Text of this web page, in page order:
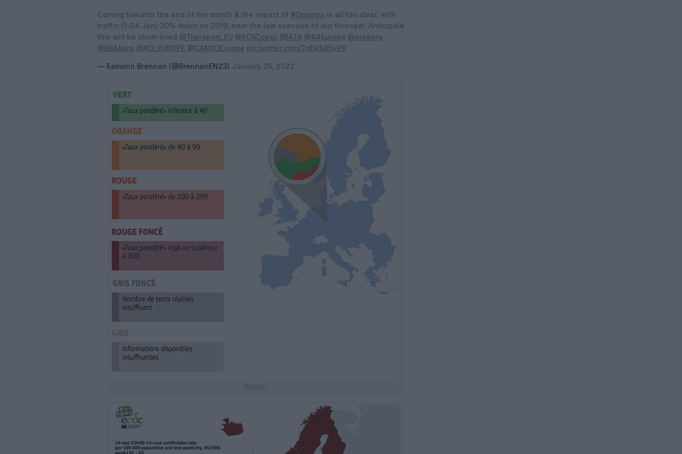
Coming towards the end of the month & the impact of #Omicron is all too clear, with
traffic (1-24 Jan) 30% down on 2019, near the low scenario of our forecast. Anticipate
this will be short-lived.@Transport_EU @ECACceac @IATA @A4Europe @eraaorg
@EBAAorg @ACI_EUROPE @CANSOEurope pic.twitter.com/2dDkb85vVK
— Eamonn Brennan (@BrennanEN23) January 25, 2022
©ECDC